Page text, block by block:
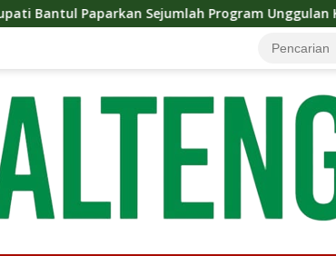
Program Unggulan Kepada Pemkab Barut